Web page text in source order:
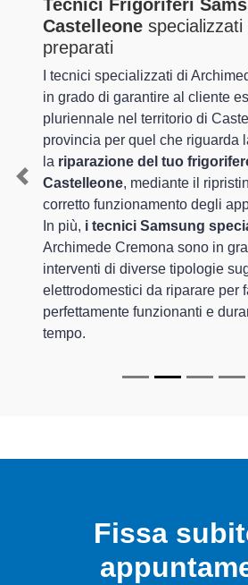
Tecnici Frigoriferi
Castelleone
preparati
I tecnici specializzati di
in grado di garantire al cliente
pluriennale nel territorio di
provincia per quel che riguarda
la riparazione del tuo
Castelleone, mediante il
corretto funzionamento degli
In più, i tecnici Samsung
Archimede Cremona sono in
interventi di diverse tipologie
elettrodomestici da riparare per
perfettamente funzionanti e
tempo.
Previous
Fissa